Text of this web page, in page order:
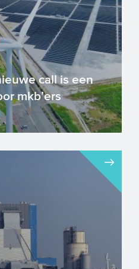
call is een
mkb’ers
fonds van de
is een van de